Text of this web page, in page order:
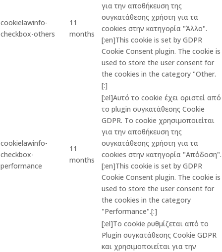
cookielawinfo-
checkbox-others
11
months
για την αποθήκευση της
συγκατάθεσης χρήστη για τα
cookies στην κατηγορία "Άλλο".
[:en]This cookie is set by GDPR
Cookie Consent plugin. The cookie is
used to store the user consent for
the cookies in the category "Other.
[:]
cookielawinfo-
checkbox-
performance
11
months
[:el]Αυτό το cookie έχει οριστεί από
το plugin συγκατάθεσης Cookie
GDPR. Το cookie χρησιμοποιείται
για την αποθήκευση της
συγκατάθεσης χρήστη για τα
cookies στην κατηγορία "Απόδοση".
[:en]This cookie is set by GDPR
Cookie Consent plugin. The cookie is
used to store the user consent for
the cookies in the category
"Performance".[:]
[:el]Το cookie ρυθμίζεται από το
Plugin συγκατάθεσης Cookie GDPR
και χρησιμοποιείται για την